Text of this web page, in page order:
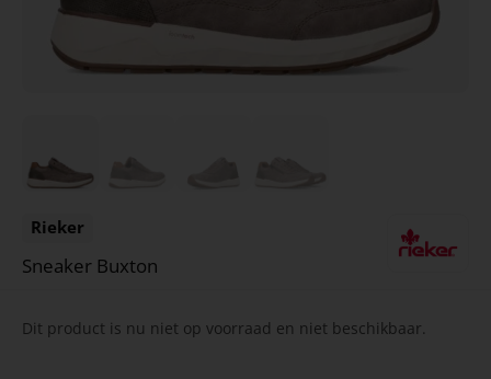
Rieker
Sneaker Buxton
Dit product is nu niet op voorraad en niet beschikbaar.